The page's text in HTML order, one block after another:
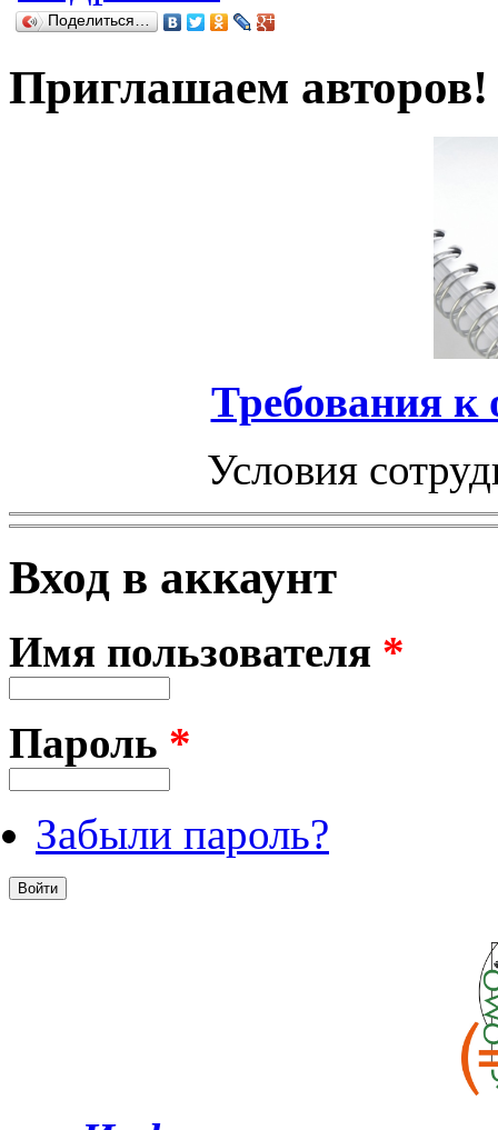
Поделиться…
Приглашаем авторов!
Требования к
Условия
Вход в аккаунт
Имя пользователя *
Пароль *
Забыли пароль?